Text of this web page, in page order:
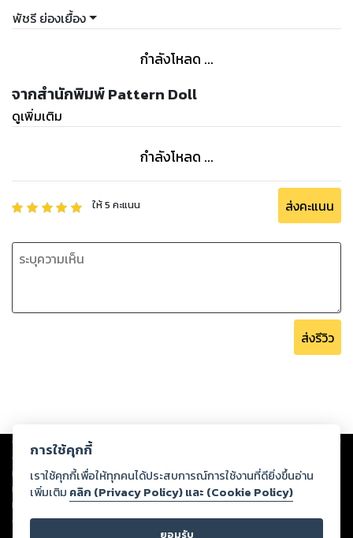
พัชรี ย่องเยื้อง
กำลังโหลด ...
จากสำนักพิมพ์ Pattern Doll
ดูเพิ่มเติม
กำลังโหลด ...
ให้5 คะแนน ส่งคะแนน
ส่งรีวิว
Copyright © 2026
ต่อผลงานหรือเนื้อหาใดที่อัปโหลดผ่านเว็บไซต์และปรากฏว่าละเมิดสิทธิใน
ทรัพย์สินทางปัญญาของบุคคลอื่นหรือขัดต่อกฎหมายและศีลธรรม ดังนั้น ผู้อ่าน
ทุกท่านโปรดใช้วิจารณญาณในการกลั่นกรองด้วยตนเอง และหากท่านพบว่าส่วน
หนึ่งส่วนใดขัดต่อกฎหมายและศีลธรรม กรุณาแจ้งมายังบริษัท เพื่อทีมงานจะได้
ดำเนินการในทันที ทั้งนี้ ทางสตอรี่ล็อกขอสงวนลิขสิทธิ์ตามพระราชบัญญัติ
การใช้คุกกี้
เราใช้คุกกี้เพื่อให้ทุกคนได้ประสบการณ์การใช้งานที่ดียิ่งขึ้นอ่าน
เพิ่มเติม คลิก (Privacy Policy) และ (Cookie Policy)
ยอมรับ